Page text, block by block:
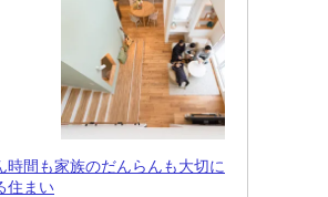
時間も家族のだんらんも大切に
住まい